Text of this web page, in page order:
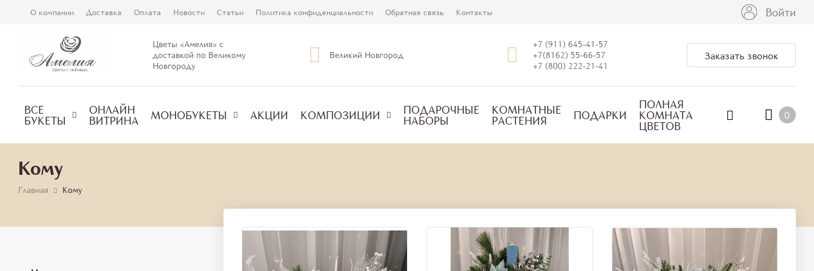
О компании Доставка Оплата Новости Статьи Политика конфиденциальности Обратная связь Контакты Войти
Цветы «Амелия» с
доставкой по Великому
Новгороду
Великий Новгород
+7 (911) 645-41-57
+7(8162) 55-66-57
+7 (800) 222-21-41
Заказать звонок
ВСЕ
БУКЕТЫ
ОНЛАЙН
ВИТРИНА
МОНОБУКЕТЫ АКЦИИ КОМПОЗИЦИИ
ПОДАРОЧНЫЕ
НАБОРЫ
КОМНАТНЫЕ
РАСТЕНИЯ
ПОДАРКИ
ПОЛНАЯ
КОМНАТА
ЦВЕТОВ
0
Кому
Главная Кому